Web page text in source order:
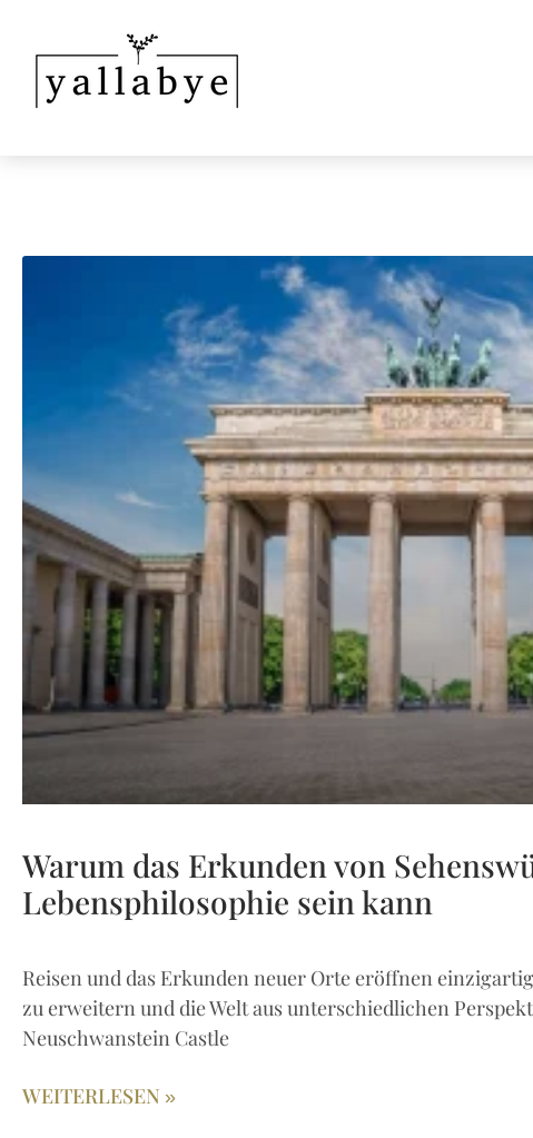
Warum das Erkunden von
Lebensphilosophie sein kann
Reisen und das Erkunden neuer Orte eröffnen
zu erweitern und die Welt aus unterschiedlichen
Neuschwanstein Castle
WEITERLESEN »